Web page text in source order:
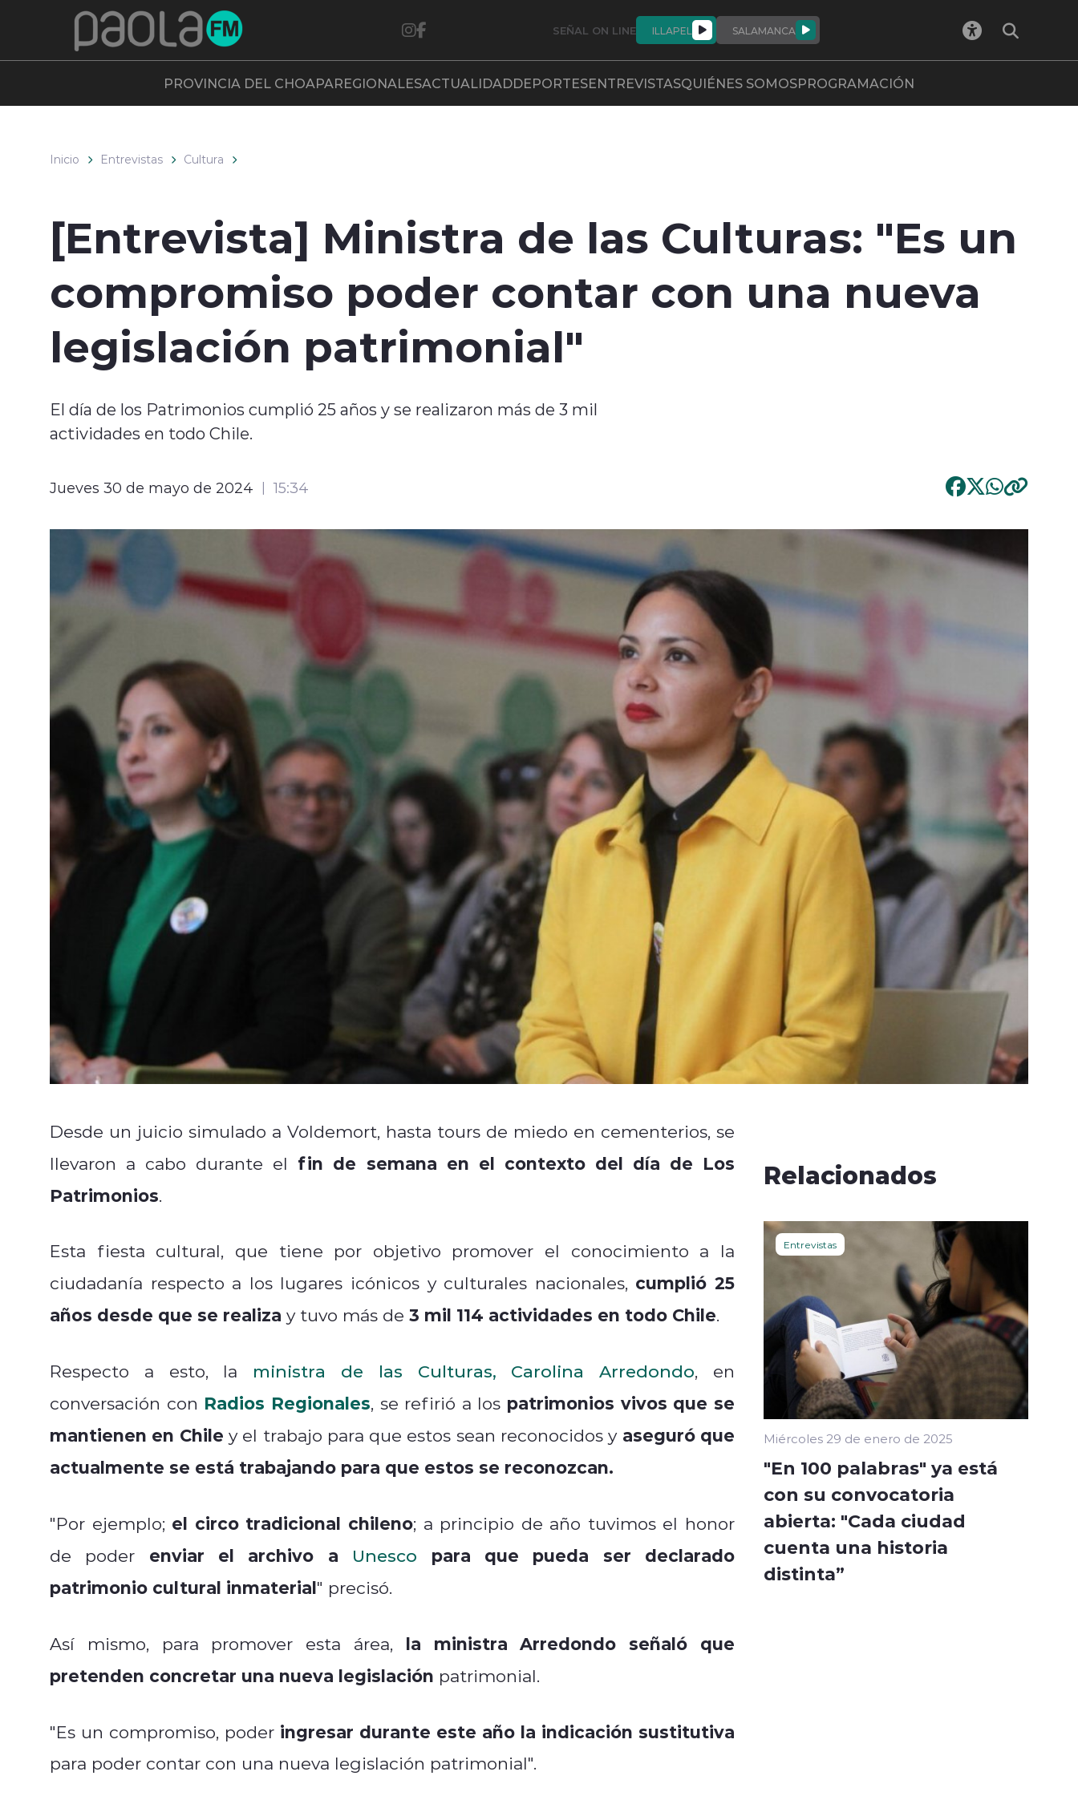
SEÑAL ON LINE ILLAPEL SALAMANCA
PROVINCIA DEL CHOAPAREGIONALESACTUALIDADDEPORTESENTREVISTASQUIÉNES SOMOSPROGRAMACIÓN
Inicio Entrevistas Cultura
[Entrevista] Ministra de las Culturas: "Es un
compromiso poder contar con una nueva
legislación patrimonial"
El día de los Patrimonios cumplió 25 años y se realizaron más de 3 mil
actividades en todo Chile.
Jueves 30 de mayo de 2024 15:34
Desde un juicio simulado a Voldemort, hasta tours de miedo en cementerios, se
llevaron a cabo durante el fin de semana en el contexto del día de Los
Patrimonios.
Esta fiesta cultural, que tiene por objetivo promover el conocimiento a la
ciudadanía respecto a los lugares icónicos y culturales nacionales, cumplió 25
años desde que se realiza y tuvo más de 3 mil 114 actividades en todo Chile.
Respecto a esto, la ministra de las Culturas, Carolina Arredondo, en
conversación con Radios Regionales, se refirió a los patrimonios vivos que se
mantienen en Chile y el trabajo para que estos sean reconocidos y aseguró que
actualmente se está trabajando para que estos se reconozcan.
"Por ejemplo; el circo tradicional chileno; a principio de año tuvimos el honor
de poder enviar el archivo a Unesco para que pueda ser declarado
patrimonio cultural inmaterial" precisó.
Así mismo, para promover esta área, la ministra Arredondo señaló que
pretenden concretar una nueva legislación patrimonial.
"Es un compromiso, poder ingresar durante este año la indicación sustitutiva
para poder contar con una nueva legislación patrimonial".
Relacionados
Entrevistas
Miércoles 29 de enero de 2025
"En 100 palabras" ya está
con su convocatoria
abierta: "Cada ciudad
cuenta una historia
distinta”